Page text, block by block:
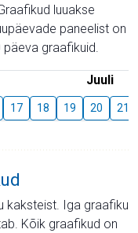
luuakse
paneelist on
graafikuid.
Juuli
17 18 19 20 21
kaksteist. Iga graafiku
Kõik graafikud on